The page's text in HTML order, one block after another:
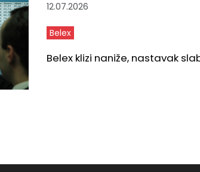
12.07.2026
Belex
Belex klizi naniže, nastavak